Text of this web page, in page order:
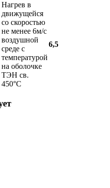
Нагрев в
движущейся
со скоростью
не менее 6м/с
воздушной
среде с
температурой
на оболочке
ТЭН св.
450°С
6,5